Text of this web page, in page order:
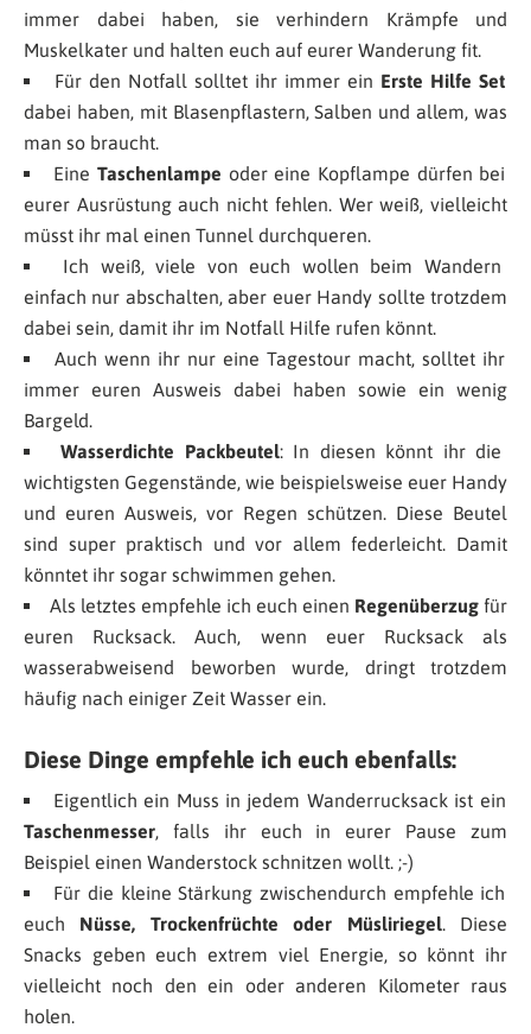
immer dabei haben, sie verhindern Krämpfe und
Muskelkater und halten euch auf eurer Wanderung fit.
Für den Notfall solltet ihr immer ein Erste Hilfe Set
dabei haben, mit Blasenpflastern, Salben und allem, was
man so braucht.
EineTaschenlampe oder eine Kopflampe dürfen bei
eurer Ausrüstung auch nicht fehlen. Wer weiß, vielleicht
müsst ihr mal einen Tunnel durchqueren.
Ich weiß, viele von euch wollen beim Wandern
einfach nur abschalten, aber euer Handy sollte trotzdem
dabei sein, damit ihr im Notfall Hilfe rufen könnt.
Auch wenn ihr nur eine Tagestour macht, solltet ihr
immer euren Ausweis dabei haben sowie ein wenig
Bargeld.
Wasserdichte Packbeutel: In diesen könnt ihr die
wichtigsten Gegenstände, wie beispielsweise euer Handy
und euren Ausweis, vor Regen schützen. Diese Beutel
sind super praktisch und vor allem federleicht. Damit
könntet ihr sogar schwimmen gehen.
Als letztes empfehle ich euch einen Regenüberzug für
euren Rucksack. Auch, wenn euer Rucksack als
wasserabweisend beworben wurde, dringt trotzdem
häufig nach einiger Zeit Wasser ein.
Diese Dinge empfehle ich euch ebenfalls:
Eigentlich ein Muss in jedem Wanderrucksack ist ein
Taschenmesser, falls ihr euch in eurer Pause zum
Beispiel einen Wanderstock schnitzen wollt. ;-)
Für die kleine Stärkung zwischendurch empfehle ich
euch Nüsse, Trockenfrüchte oder Müsliriegel. Diese
Snacks geben euch extrem viel Energie, so könnt ihr
vielleicht noch den ein oder anderen Kilometer raus
holen.